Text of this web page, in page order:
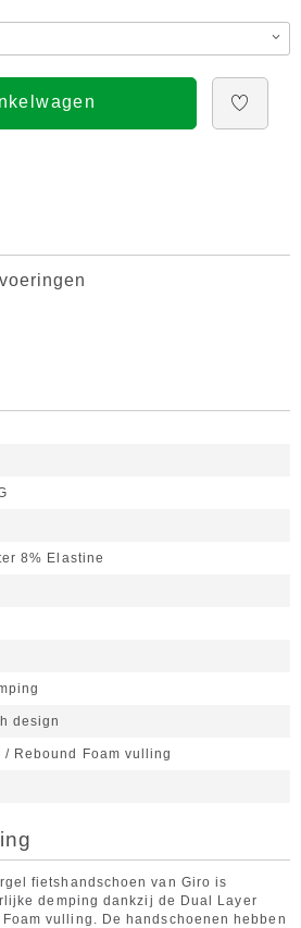
8% Elastine
design
Rebound Foam vulling
fietshandschoen van Giro is
demping dankzij de Dual Layer
vulling. De handschoenen hebben